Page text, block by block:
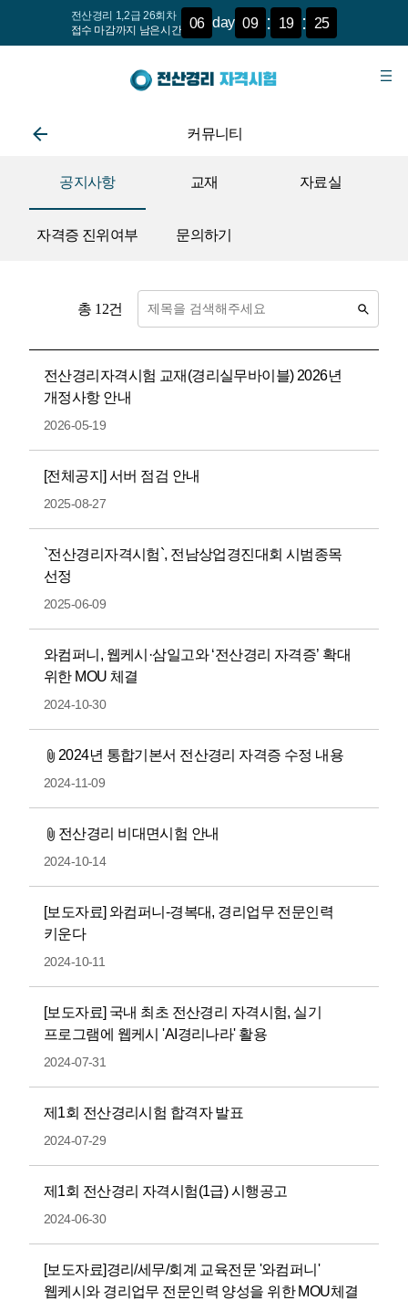
전산경리 1,2급 26회차
접수 마감까지 남은시간
06 day 09 : 19 : 25
커뮤니티
공지사항 교재 자료실
자격증 진위여부 문의하기
총 12건
전산경리자격시험 교재(경리실무바이블) 2026년
개정사항 안내
2026-05-19
[전체공지] 서버 점검 안내
2025-08-27
`전산경리자격시험`, 전남상업경진대회 시범종목
선정
2025-06-09
와컴퍼니, 웹케시·삼일고와 ‘전산경리 자격증’ 확대
위한 MOU 체결
2024-10-30
2024년 통합기본서 전산경리 자격증 수정 내용
2024-11-09
전산경리 비대면시험 안내
2024-10-14
[보도자료] 와컴퍼니-경복대, 경리업무 전문인력
키운다
2024-10-11
[보도자료] 국내 최초 전산경리 자격시험, 실기
프로그램에 웹케시 'AI경리나라' 활용
2024-07-31
제1회 전산경리시험 합격자 발표
2024-07-29
제1회 전산경리 자격시험(1급) 시행공고
2024-06-30
[보도자료]경리/세무/회계 교육전문 '와컴퍼니'
웹케시와 경리업무 전문인력 양성을 위한 MOU체결